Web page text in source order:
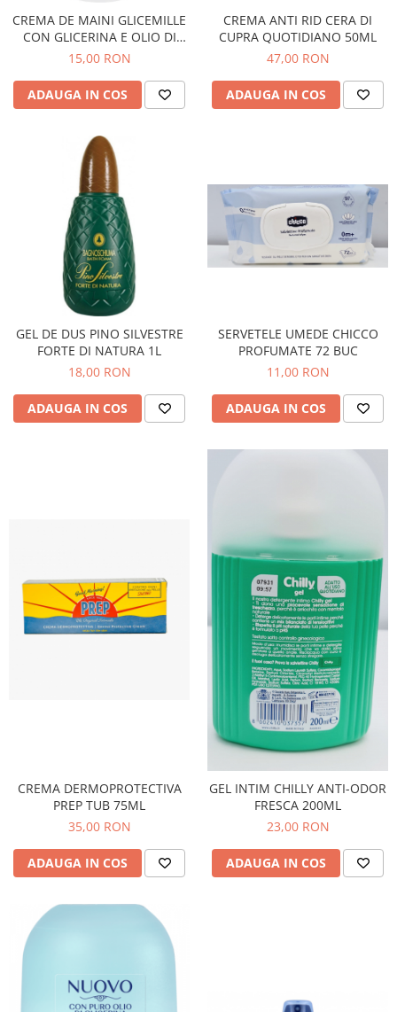
CREMA DE MAINI GLICEMILLE
CON GLICERINA E OLIO DI
OLIVA 100 ML
15,00 RON
ADAUGA IN COS
CREMA ANTI RID CERA DI
CUPRA QUOTIDIANO 50ML
47,00 RON
ADAUGA IN COS
GEL DE DUS PINO SILVESTRE
FORTE DI NATURA 1L
18,00 RON
ADAUGA IN COS
SERVETELE UMEDE CHICCO
PROFUMATE 72 BUC
11,00 RON
ADAUGA IN COS
CREMA DERMOPROTECTIVA
PREP TUB 75ML
35,00 RON
ADAUGA IN COS
GEL INTIM CHILLY ANTI-ODOR
FRESCA 200ML
23,00 RON
ADAUGA IN COS